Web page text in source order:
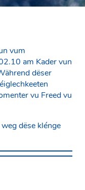
vum
am Kader vun
dëser
vu Freed vu
dëse klénge